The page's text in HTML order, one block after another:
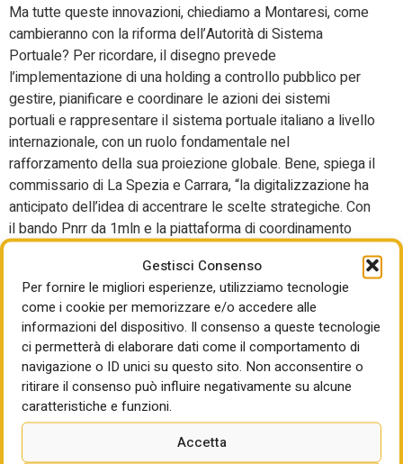
Gestisci Consenso
Per fornire le migliori esperienze, utilizziamo tecnologie
come i cookie per memorizzare e/o accedere alle
informazioni del dispositivo. Il consenso a queste tecnologie
ci permetterà di elaborare dati come il comportamento di
navigazione o ID unici su questo sito. Non acconsentire o
ritirare il consenso può influire negativamente su alcune
caratteristiche e funzioni.
Accetta
Ma tutte queste innovazioni, chiediamo a Montaresi, come
cambieranno con la riforma dell’Autorità di Sistema
Portuale? Per ricordare, il disegno prevede
l’implementazione di una holding a controllo pubblico per
gestire, pianificare e coordinare le azioni dei sistemi
portuali e rappresentare il sistema portuale italiano a livello
internazionale, con un ruolo fondamentale nel
rafforzamento della sua proiezione globale. Bene, spiega il
commissario di La Spezia e Carrara, “la digitalizzazione ha
anticipato dell’idea di accentrare le scelte strategiche. Con
il bando Pnrr da 1mln e la piattaforma di coordinamento
nazionale abbiamo una dimostrazione concreta. Ogni porto
ha le sue necessità ma è fondamentale un coordinamento
centrale per la gestione delle risorse, la raccolta delle
richieste. Si tratta di un passo positivo perché si è lavorato
bene, creando un approccio culturale metodologico che ha
dato ottimi risultati”.
La transizione verde di un
porto